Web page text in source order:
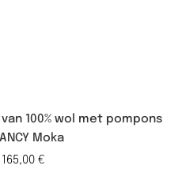
100% wol met pompons
Moka
165,00 €